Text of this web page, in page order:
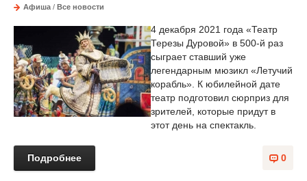
Афиша / Все новости
4 декабря 2021 года «Театр
Терезы Дуровой» в 500-й раз
сыграет ставший уже
легендарным мюзикл «Летучий
корабль». К юбилейной дате
театр подготовил сюрприз для
зрителей, которые придут в
этот день на спектакль.
0
Подробнее